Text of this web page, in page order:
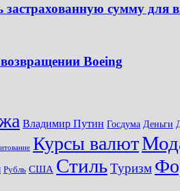
застрахованную сумму для
Boeing
Владимир Путин Госдума Деньги
Курсы валют
Рубль США СтильТуризм